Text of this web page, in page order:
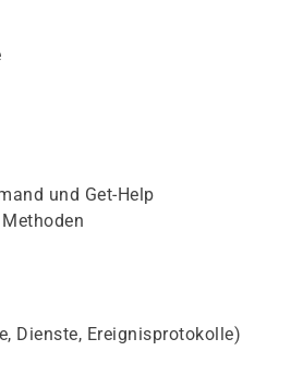
und Get-Help
Dienste, Ereignisprotokolle)